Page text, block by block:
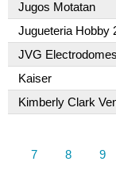
Jugos Motatan
Jugueteria Hobby
JVG
Kaiser
Kimberly Clark
Páginas
7 8 9